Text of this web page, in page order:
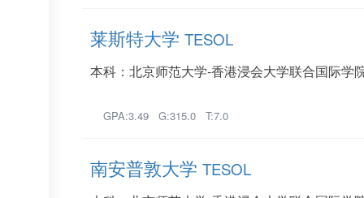
莱斯特大学 TESOL
本科：北京师范大学-香港浸会大学联合国际学
GPA:3.49 G:315.0 T:7.0
南安普敦大学 TESOL